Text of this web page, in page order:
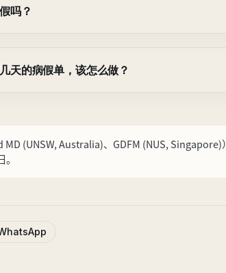
吗？
天的病假单，该怎么做？
MD (UNSW, Australia)、GDFM (NUS, Singapore)）